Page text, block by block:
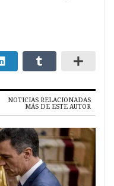
NOTICIAS RELACIONADAS
MÁS DE ESTE AUTOR